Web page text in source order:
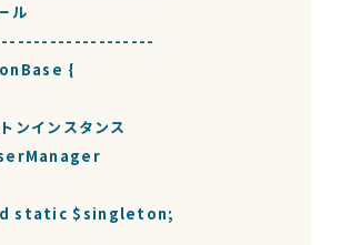
ル
{
トンインスタンス
static $singleton;